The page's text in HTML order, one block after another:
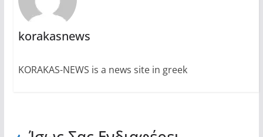
korakasnews
KORAKAS-NEWS is a news site in greek